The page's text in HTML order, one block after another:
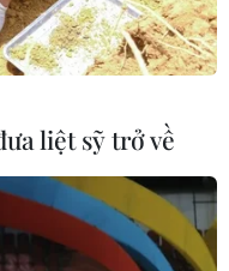
liệt sỹ trở về